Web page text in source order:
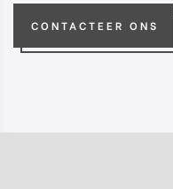
CONTACTEER ONS